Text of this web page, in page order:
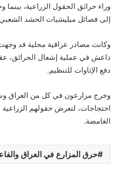
وراء حرائق الحقول الزراعية،
إلى فصائل ميليشيات الحشد
وكانت مصادر عراقية محلية قد
داعش في عملية إشعال الحرائق،
دفع الإتاوات للتنظيم.
وخرج مزارعون في كل من العراق
احتجاجات، لتعرض حقولهم الزراعية
الغامضة.
حرق المزارع في العراق